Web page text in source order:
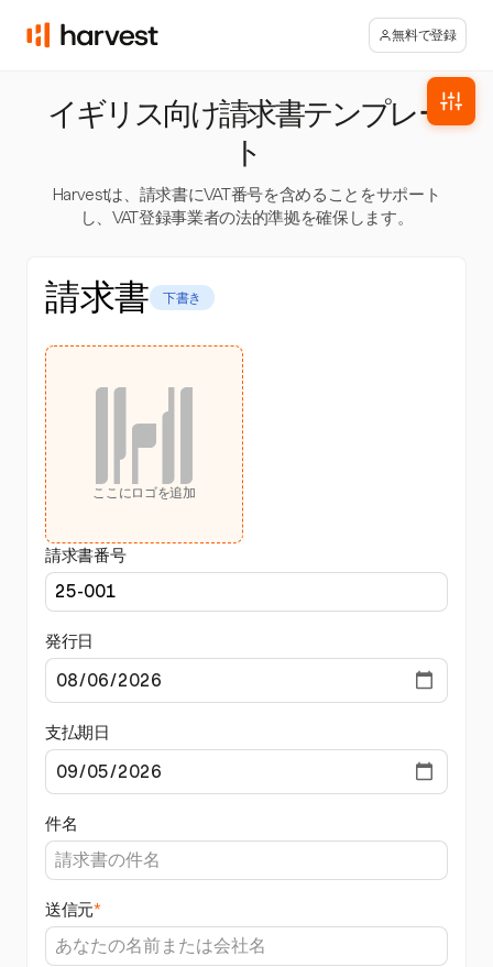
無料で登録
イギリス向け請求書テンプレー
ト
Harvestは、請求書にVAT番号を含めることをサポート
し、VAT登録事業者の法的準拠を確保します。
請求書 下書き
ここにロゴを追加
請求書番号
発行日
支払期日
件名
送信元*